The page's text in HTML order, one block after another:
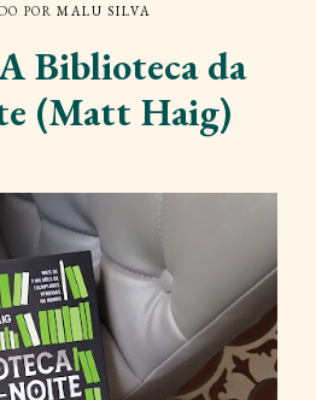
PORMALU SILVA
Biblioteca da
(Matt Haig)